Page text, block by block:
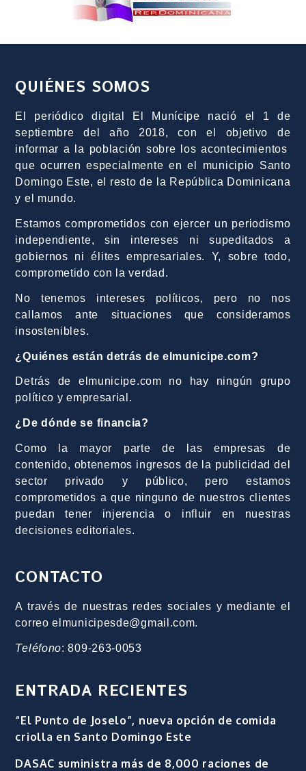
QUIÉNES SOMOS
El periódico digital El Munícipe nació el 1 de
septiembre del año 2018, con el objetivo de
informar a la población sobre los acontecimientos
que ocurren especialmente en el municipio Santo
Domingo Este, el resto de la República Dominicana
y el mundo.
Estamos comprometidos con ejercer un periodismo
independiente, sin intereses ni supeditados a
gobiernos ni élites empresariales. Y, sobre todo,
comprometido con la verdad.
No tenemos intereses políticos, pero no nos
callamos ante situaciones que consideramos
insostenibles.
¿Quiénes están detrás de elmunicipe.com?
Detrás de elmunicipe.com no hay ningún grupo
político y empresarial.
¿De dónde se financia?
Como la mayor parte de las empresas de
contenido, obtenemos ingresos de la publicidad del
sector privado y público, pero estamos
comprometidos a que ninguno de nuestros clientes
puedan tener injerencia o influir en nuestras
decisiones editoriales.
CONTACTO
A través de nuestras redes sociales y mediante el
correo elmunicipesde@gmail.com.
Teléfono: 809-263-0053
ENTRADA RECIENTES
“El Punto de Joselo”, nueva opción de comida
criolla en Santo Domingo Este
DASAC suministra más de 8,000 raciones de